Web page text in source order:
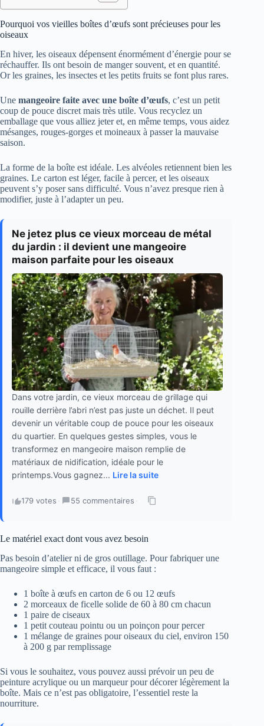
Pourquoi vos vieilles boîtes d’œufs sont précieuses pour les
oiseaux
En hiver, les oiseaux dépensent énormément d’énergie pour se
réchauffer. Ils ont besoin de manger souvent, et en quantité.
Or les graines, les insectes et les petits fruits se font plus rares.
Une mangeoire faite avec une boîte d’œufs, c’est un petit
coup de pouce discret mais très utile. Vous recyclez un
emballage que vous alliez jeter et, en même temps, vous aidez
mésanges, rouges-gorges et moineaux à passer la mauvaise
saison.
La forme de la boîte est idéale. Les alvéoles retiennent bien les
graines. Le carton est léger, facile à percer, et les oiseaux
peuvent s’y poser sans difficulté. Vous n’avez presque rien à
modifier, juste à l’adapter un peu.
Ne jetez plus ce vieux morceau de métal
du jardin : il devient une mangeoire
maison parfaite pour les oiseaux
Dans votre jardin, ce vieux morceau de grillage qui
rouille derrière l’abri n’est pas juste un déchet. Il peut
devenir un véritable coup de pouce pour les oiseaux
du quartier. En quelques gestes simples, vous le
transformez en mangeoire maison remplie de
matériaux de nidification, idéale pour le
printemps.Vous gagnez... Lire la suite
179 votes · 55 commentaires ·
Le matériel exact dont vous avez besoin
Pas besoin d’atelier ni de gros outillage. Pour fabriquer une
mangeoire simple et efficace, il vous faut :
1 boîte à œufs en carton de 6 ou 12 œufs
2 morceaux de ficelle solide de 60 à 80 cm chacun
1 paire de ciseaux
1 petit couteau pointu ou un poinçon pour percer
1 mélange de graines pour oiseaux du ciel, environ 150
à 200 g par remplissage
Si vous le souhaitez, vous pouvez aussi prévoir un peu de
peinture acrylique ou un marqueur pour décorer légèrement la
boîte. Mais ce n’est pas obligatoire, l’essentiel reste la
nourriture.